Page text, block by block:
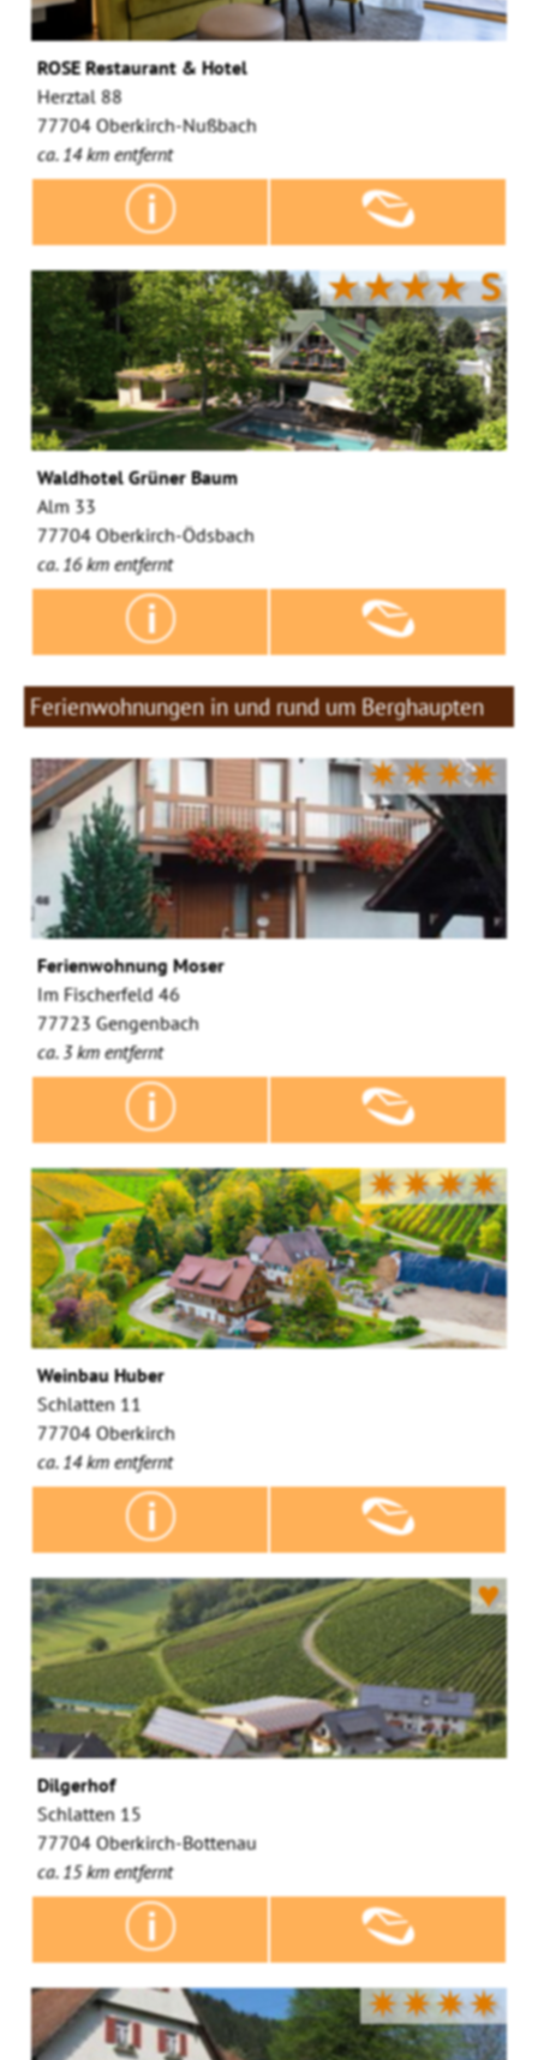
ROSE Restaurant & Hotel
Herztal 88
77704 Oberkirch-Nußbach
ca. 14 km entfernt
★★★★S
Waldhotel Grüner Baum
Alm 33
77704 Oberkirch-Ödsbach
ca. 16 km entfernt
Ferienwohnungen in und rund um Berghaupten
✷✷✷✷
Ferienwohnung Moser
Im Fischerfeld 46
77723 Gengenbach
ca. 3 km entfernt
✷✷✷✷
Weinbau Huber
Schlatten 11
77704 Oberkirch
ca. 14 km entfernt
♥
Dilgerhof
Schlatten 15
77704 Oberkirch-Bottenau
ca. 15 km entfernt
✷✷✷✷